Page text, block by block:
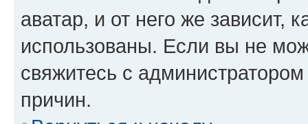
аватар, и от него же зависит,
использованы. Если вы не
свяжитесь с
причин.